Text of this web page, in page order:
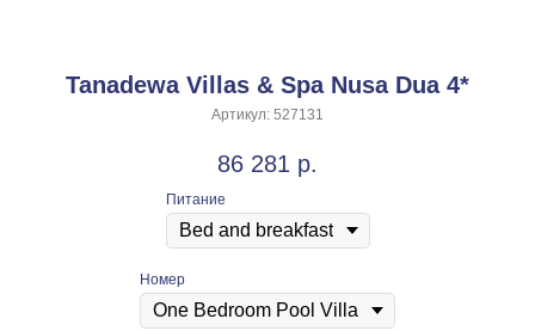
Tanadewa Villas & Spa Nusa Dua 4*
Артикул: 527131
86 281 р.
Питание
Номер